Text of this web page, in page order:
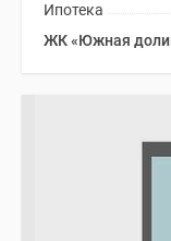
Ипотека
ЖК «Южная